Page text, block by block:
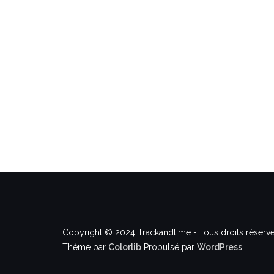
Copyright © 2024 Trackandtime - Tous droits
Thème par Colorlib Propulsé par WordPress